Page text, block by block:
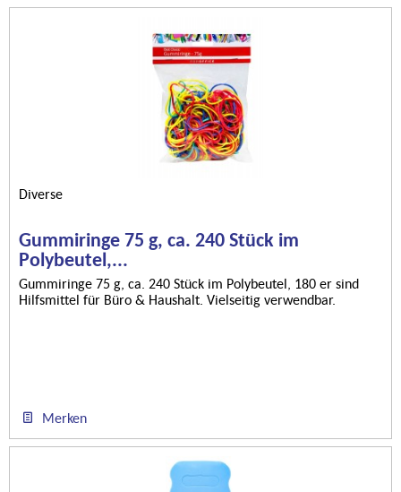
Diverse
Gummiringe 75 g, ca. 240 Stück im
Polybeutel,...
Gummiringe 75 g, ca. 240 Stück im Polybeutel, 180 er sind
Hilfsmittel für Büro & Haushalt. Vielseitig verwendbar.
Merken